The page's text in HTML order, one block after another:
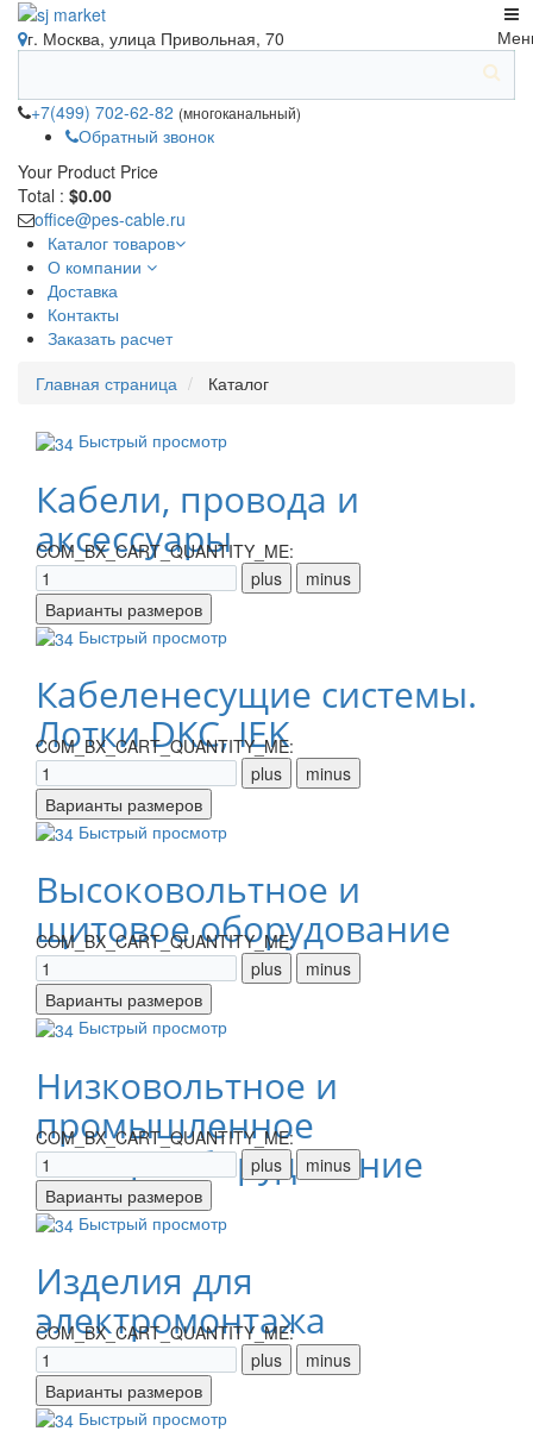
г. Москва, улица Привольная, 70
+7(499) 702-62-82 (многоканальный)
Обратный звонок
Your Product Price
Total : $0.00
office@pes-cable.ru
Каталог товаров
О компании
Доставка
Контакты
Заказать расчет
Главная страница Каталог
Быстрый просмотр
Кабели, провода и
аксессуары
COM_BX_CART_QUANTITY_ME:
Быстрый просмотр
Кабеленесущие системы.
Лотки DKC, IEK
COM_BX_CART_QUANTITY_ME:
Быстрый просмотр
Высоковольтное и
щитовое оборудование
COM_BX_CART_QUANTITY_ME:
Быстрый просмотр
Низковольтное и
промышленное
электрооборудование
COM_BX_CART_QUANTITY_ME:
Быстрый просмотр
Изделия для
электромонтажа
COM_BX_CART_QUANTITY_ME:
Быстрый просмотр